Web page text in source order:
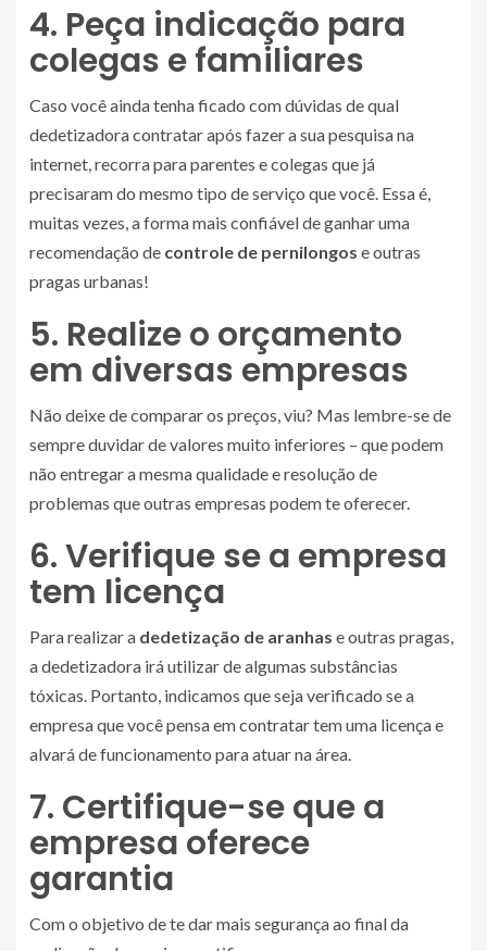
4. Peça indicação para
colegas e familiares
Caso você ainda tenha ficado com dúvidas de qual
dedetizadora contratar após fazer a sua pesquisa na
internet, recorra para parentes e colegas que já
precisaram do mesmo tipo de serviço que você. Essa é,
muitas vezes, a forma mais confiável de ganhar uma
recomendação de controle de pernilongos e outras
pragas urbanas!
5. Realize o orçamento
em diversas empresas
Não deixe de comparar os preços, viu? Mas lembre-se de
sempre duvidar de valores muito inferiores – que podem
não entregar a mesma qualidade e resolução de
problemas que outras empresas podem te oferecer.
6. Verifique se a empresa
tem licença
Para realizar a dedetização de aranhas e outras pragas,
a dedetizadora irá utilizar de algumas substâncias
tóxicas. Portanto, indicamos que seja verificado se a
empresa que você pensa em contratar tem uma licença e
alvará de funcionamento para atuar na área.
7. Certifique-se que a
empresa oferece
garantia
Com o objetivo de te dar mais segurança ao final da